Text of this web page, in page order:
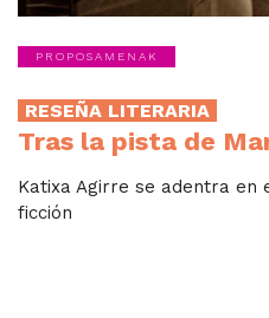
PROPOSAMENAK
RESEÑA LITERARIA
Tras la pista de
Katixa Agirre se adentra en
ficción